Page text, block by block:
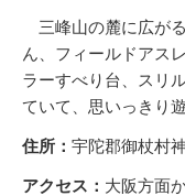
三峰山の麓に広が
ん、フィールドアス
ラーすべり台、スリ
ていて、思いっきり
住所： 宇陀郡御杖村
アクセス： 大阪方面